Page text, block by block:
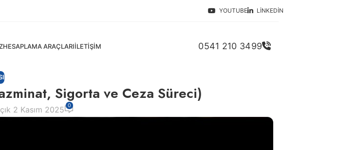
YOUTUBE LINKEDIN
HESAPLAMA ARAÇLARIİLETIŞIM 0541 210 3499
Sigorta ve Ceza Süreci)
2 Kasım 2025 0